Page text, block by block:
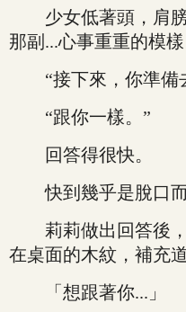
少女低著頭，肩膀
那副...心事重重的模
“接下來，你準備
“跟你一樣。”
回答得很快。
快到幾乎是脫口而
莉莉做出回答後，
在桌面的木紋，補充
「想跟著你...」